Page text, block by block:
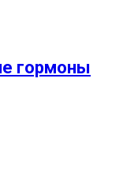
гормоны